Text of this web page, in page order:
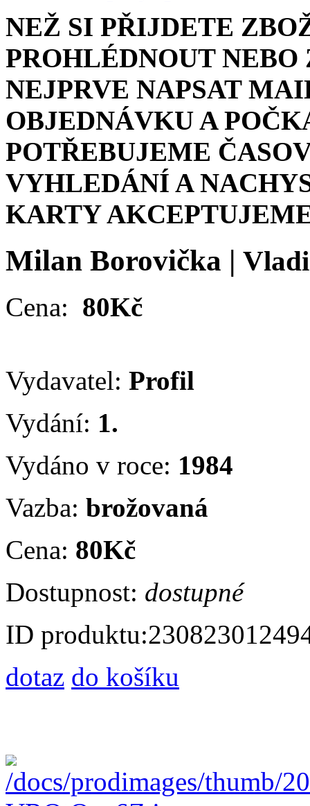
NEŽ SI PŘIJDETE
PROHLÉDNOUT
NEJPRVE NAPSAT
OBJEDNÁVKU A
POTŘEBUJEME
VYHLEDÁNÍ A
KARTY
Milan Borovička |
Cena: 80Kč
Vydavatel: Profil
Vydání: 1.
Vydáno v roce: 1984
Vazba: brožovaná
Cena: 80Kč
Dostupnost: dostupné
ID produktu:
dotaz do košíku